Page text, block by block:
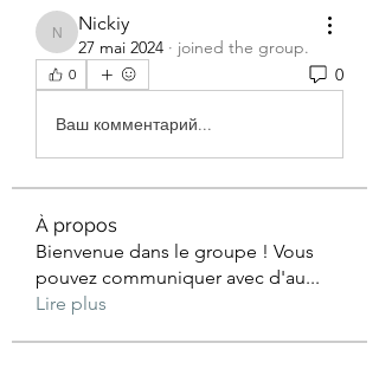
Nickiy
Nickiy
27 mai 2024 · joined the group.
0 0
Ваш комментарий...
À propos
Bienvenue dans le groupe ! Vous
pouvez communiquer avec d'au...
Lire plus